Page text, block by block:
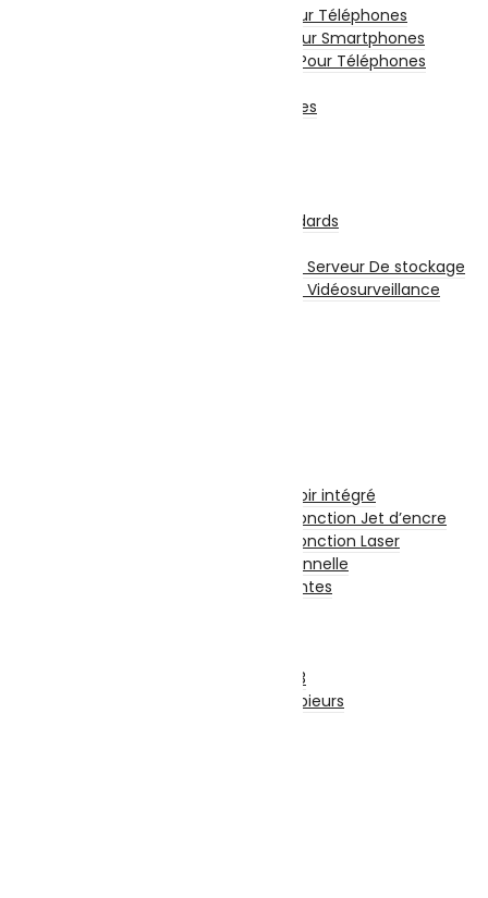
Etui De Protection Pour Téléphones
Film De Protection Pour Smartphones
Chargeurs Et Câbles Pour Téléphones
Divers Pour Téléphones
Disque Internes Standards
Disques Internes Pour Serveur De stockage
Disques Internes Pour Vidéosurveillance
Imprimante à Réservoir intégré
Imprimante et Multifonction Jet d’encre
Imprimante et Multifonction Laser
Imprimante Professionnelle
Accessoires Imprimantes
Photocopieurs A4 | A3
Accessoires Photocopieurs